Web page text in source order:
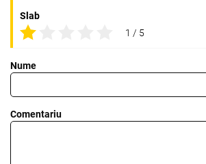
Slab
1 / 5
Nume
Comentariu